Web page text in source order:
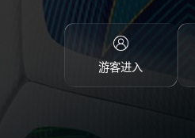
游客进入